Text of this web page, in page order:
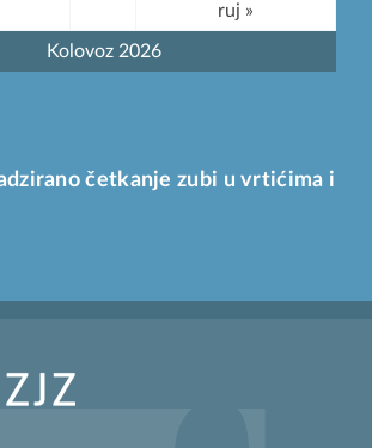
Kolovoz 2026
ruj »
četkanje zubi u vrtićima i